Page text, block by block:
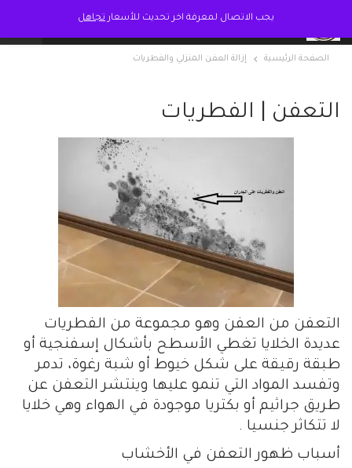
الصفحة الرئيسية إزالة العفن المنزلي والفطريات
التعفن | الفطريات
التعفن من العفن وهو مجموعة من الفطريات
عديدة الخلايا تغطي الأسطح بأشكال إسفنجية أو
طبقة رقيقة على شكل خيوط أو شبة رغوة، تدمر
وتفسد المواد التي تنمو عليها وينتشر التعفن عن
طريق جراثيم أو بكتريا موجودة في الهواء وهي خلايا
لا تتكاثر جنسيا .
أسباب ظهور التعفن في الأخشاب
يجب الاتصال لمعرفة اخر تحديث للأسعار تجاهل